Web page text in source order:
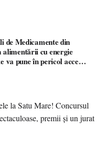
Medicamente din
cu energie
pune în pericol accesul